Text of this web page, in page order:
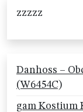
zzzzz
Danhoss –
(W6454C)
gam Kostium